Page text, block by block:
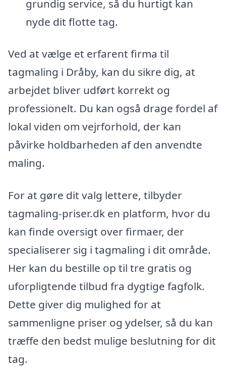
grundig service, så du hurtigt kan
nyde dit flotte tag.
Ved at vælge et erfarent firma til
tagmaling i Dråby, kan du sikre dig, at
arbejdet bliver udført korrekt og
professionelt. Du kan også drage fordel af
lokal viden om vejrforhold, der kan
påvirke holdbarheden af den anvendte
maling.
For at gøre dit valg lettere, tilbyder
tagmaling-priser.dk en platform, hvor du
kan finde oversigt over firmaer, der
specialiserer sig i tagmaling i dit område.
Her kan du bestille op til tre gratis og
uforpligtende tilbud fra dygtige fagfolk.
Dette giver dig mulighed for at
sammenligne priser og ydelser, så du kan
træffe den bedst mulige beslutning for dit
tag.